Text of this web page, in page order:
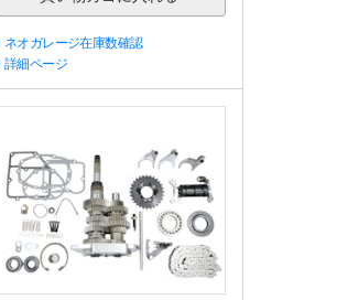
ネオガレージ在庫数確認
詳細ページ